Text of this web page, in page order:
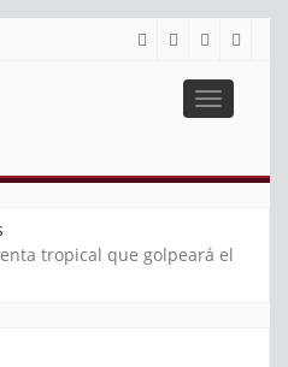
Toggle
tropical que golpeará el